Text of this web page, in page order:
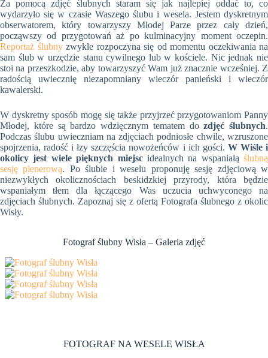
Za pomocą zdjęć ślubnych staram się jak najlepiej oddać to, co
wydarzyło się w czasie Waszego ślubu i wesela. Jestem dyskretnym
obserwatorem, który towarzyszy Młodej Parze przez cały dzień,
począwszy od przygotowań aż po kulminacyjny moment oczepin.
Reportaż ślubnyzwykle rozpoczyna się od momentu oczekiwania na
sam ślub w urzędzie stanu cywilnego lub w kościele. Nic jednak nie
stoi na przeszkodzie, aby towarzyszyć Wam już znacznie wcześniej. Z
radością uwiecznię niezapomniany wieczór panieński i wieczór
kawalerski.
W dyskretny sposób mogę się także przyjrzeć przygotowaniom Panny
Młodej, które są bardzo wdzięcznym tematem dozdjęć ślubnych.
Podczas ślubu uwieczniam na zdjęciach podniosłe chwile, wzruszone
spojrzenia, radość i łzy szczęścia nowożeńców i ich gości. W Wiśle i
okolicy jest wiele pięknych miejscidealnych na wspaniałą ślubną
sesję plenerową. Po ślubie i weselu proponuję sesję zdjęciową w
niezwykłych okolicznościach beskidzkiej przyrody, która będzie
wspaniałym tłem dla łączącego Was uczucia uchwyconego na
zdjęciach ślubnych. Zapoznaj się z ofertą Fotografa ślubnego z okolic
Wisły.
Fotograf ślubny Wisła – Galeria zdjęć
FOTOGRAF NA WESELE WISŁA